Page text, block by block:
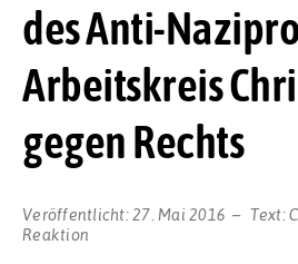
des Anti-
Arbeitskreis
gegen Rechts
Veröffentlicht:27. Mai 2016 Text:
Reaktion